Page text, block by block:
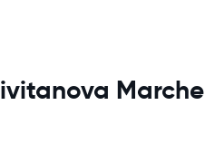
Marche